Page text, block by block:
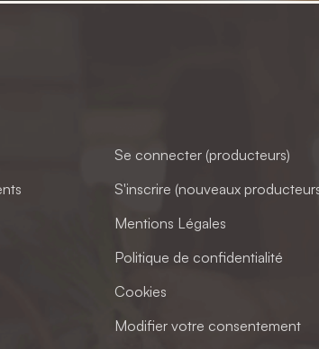
Se connecter (producteurs)
S'inscrire (nouveaux
Mentions Légales
Politique de confidentialité
Cookies
Modifier votre consentement